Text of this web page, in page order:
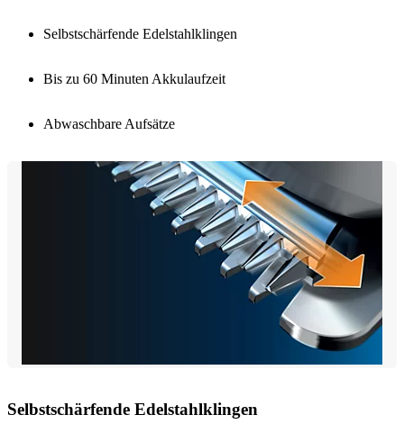
Selbstschärfende Edelstahlklingen
Bis zu 60 Minuten Akkulaufzeit
Abwaschbare Aufsätze
Selbstschärfende Edelstahlklingen